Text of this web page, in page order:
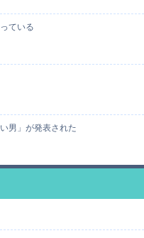
ている
男」が発表された